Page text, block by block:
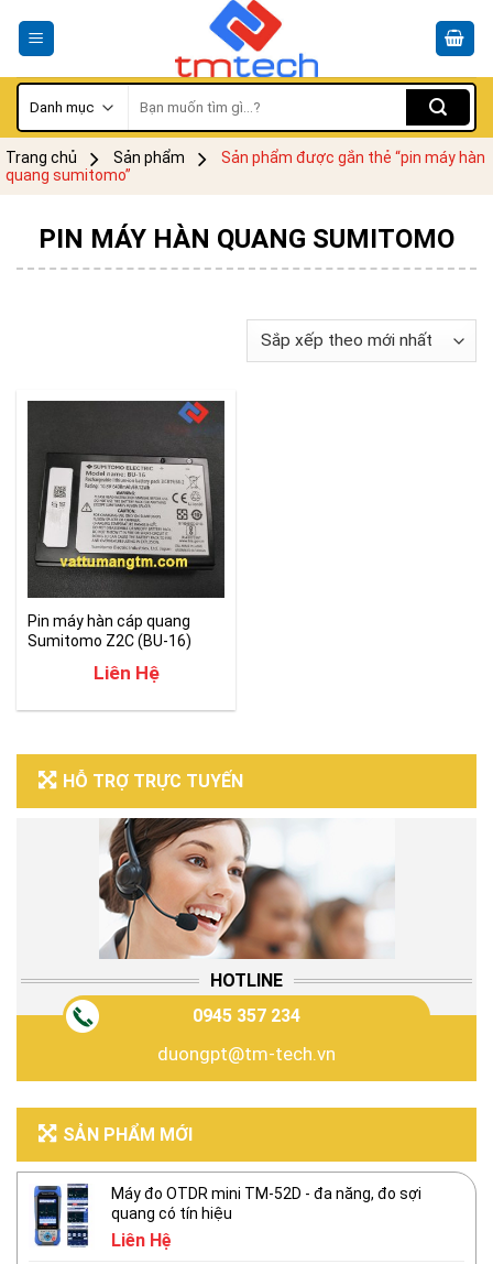
kiếm:
Trang chủ Sản phẩm
Sản phẩm được gắn thẻ “pin máy hàn
quang sumitomo”
HỖ TRỢ TRỰC TUYẾN
HOTLINE
0945 357 234
duongpt@tm-tech.vn
SẢN PHẨM MỚI
Máy đo OTDR mini TM-52D - đa năng, đo sợi
quang có tín hiệu
Liên Hệ
PIN MÁY HÀN QUANG SUMITOMO
Pin máy hàn cáp quang
Sumitomo Z2C (BU-16)
Liên Hệ